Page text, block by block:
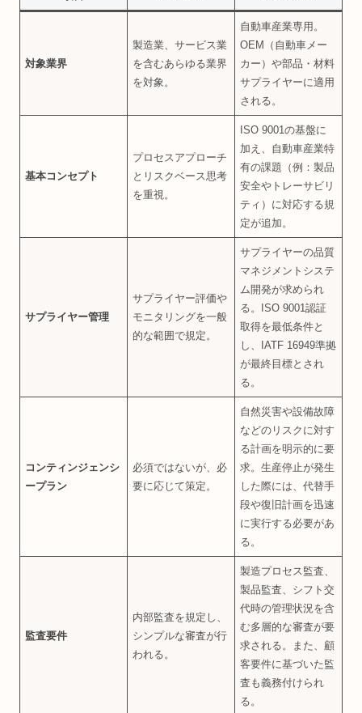
対象業界
製造業、サービス業
を含むあらゆる業界
を対象。
自動車産業専用。
OEM（自動車メー
カー）や部品・材料
サプライヤーに適用
される。
基本コンセプト
プロセスアプローチ
とリスクベース思考
を重視。
ISO 9001の基盤に
加え、自動車産業特
有の課題（例：製品
安全やトレーサビリ
ティ）に対応する規
定が追加。
サプライヤー管理
サプライヤー評価や
モニタリングを一般
的な範囲で規定。
サプライヤーの品質
マネジメントシステ
ム開発が求められ
る。ISO 9001認証
取得を最低条件と
し、IATF 16949準拠
が最終目標とされ
る。
コンティンジェンシ
ープラン
必須ではないが、必
要に応じて策定。
自然災害や設備故障
などのリスクに対す
る計画を明示的に要
求。生産停止が発生
した際には、代替手
段や復旧計画を迅速
に実行する必要があ
る。
監査要件
内部監査を規定し、
シンプルな審査が行
われる。
製造プロセス監査、
製品監査、シフト交
代時の管理状況を含
む多層的な審査が要
求される。また、顧
客要件に基づいた監
査も義務付けられ
る。